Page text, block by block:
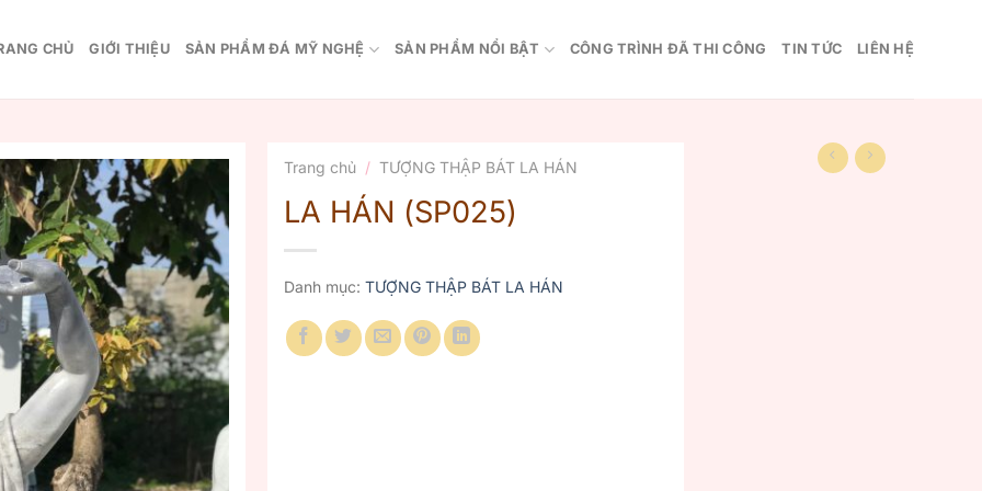
CHỦ GIỚI THIỆU SẢN PHẨM ĐÁ MỸ NGHỆ SẢN PHẨM NỔI BẬT CÔNG TRÌNH ĐÃ THI CÔNG TIN TỨC LIÊN HỆ
Trang chủ / TƯỢNG THẬP BÁT LA HÁN
LA HÁN (SP025)
Danh mục: TƯỢNG THẬP BÁT LA HÁN